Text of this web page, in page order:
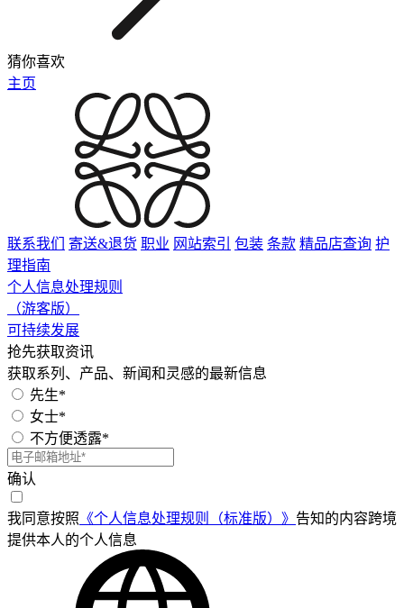
猜你喜欢
主页
联系我们 寄送&退货 职业 网站索引 包装 条款 精品店查询 护
理指南
个人信息处理规则
（游客版）
可持续发展
抢先获取资讯
获取系列、产品、新闻和灵感的最新信息
先生*
女士*
不方便透露*
确认
我同意按照 《个人信息处理规则（标准版）》 告知的内容跨境
提供本人的个人信息